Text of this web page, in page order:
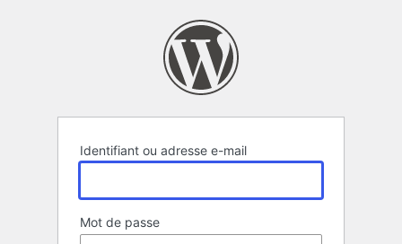
Identifiant ou adresse e-mail
Mot de passe